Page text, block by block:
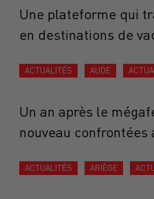
Une plateforme qui
en destinations de
ACTUALITÉS AUDE
Un an après le
nouveau confrontées
ACTUALITÉS ARIÈGE